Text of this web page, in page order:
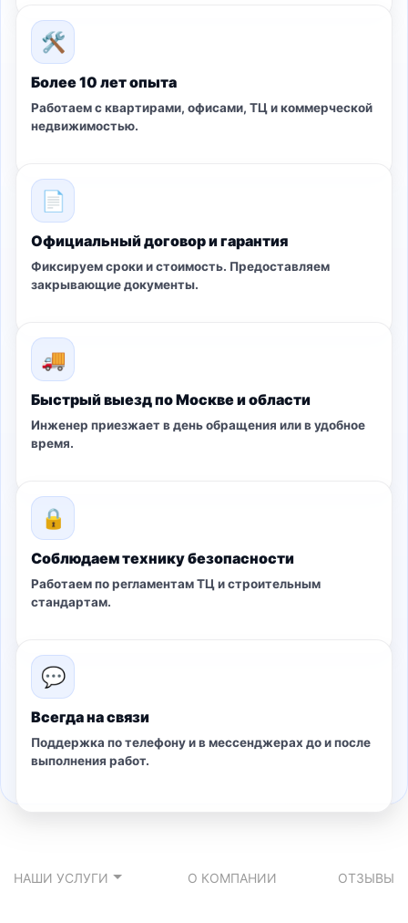
🛠
Более 10 лет опыта
Работаем с квартирами, офисами, ТЦ и коммерческой
недвижимостью.
📄
Официальный договор и гарантия
Фиксируем сроки и стоимость. Предоставляем
закрывающие документы.
🚚
Быстрый выезд по Москве и области
Инженер приезжает в день обращения или в удобное
время.
🔒
Соблюдаем технику безопасности
Работаем по регламентам ТЦ и строительным
стандартам.
💬
Всегда на связи
Поддержка по телефону и в мессенджерах до и после
выполнения работ.
НАШИ УСЛУГИ О КОМПАНИИ ОТЗЫВЫ